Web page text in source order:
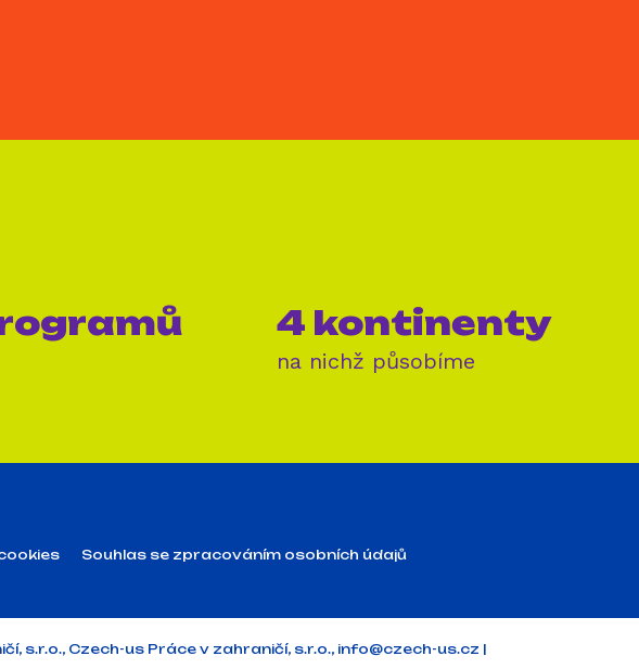
4 kontinenty
na nichž působíme
Souhlas se zpracováním osobních údajů
s.r.o., Czech-us Práce v zahraničí, s.r.o., info@czech-us.cz |